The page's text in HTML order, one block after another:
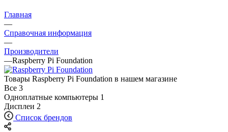
Главная
—
Справочная информация
—
Производители
—Raspberry Pi Foundation
Товары Raspberry Pi Foundation в нашем магазине
Все 3
Одноплатные компьютеры 1
Дисплеи 2
Список брендов